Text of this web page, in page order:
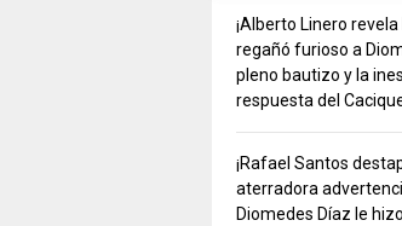
¡Alberto Linero
regañó furioso a
pleno bautizo y la
respuesta del
¡Rafael Santos
aterradora
Diomedes Díaz le